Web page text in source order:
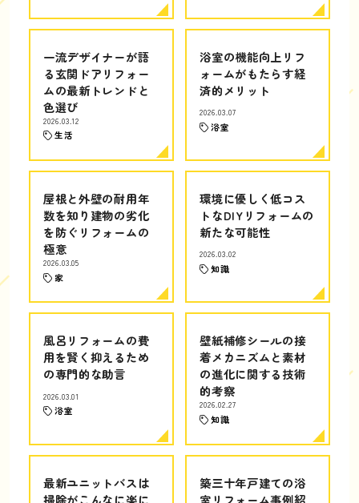
一流デザイナーが語
る玄関ドアリフォー
ムの最新トレンドと
色選び
2026.03.12
生活
浴室の機能向上リフ
ォームがもたらす経
済的メリット
2026.03.07
浴室
屋根と外壁の耐用年
数を知り建物の劣化
を防ぐリフォームの
極意
2026.03.05
家
環境に優しく低コス
トなDIYリフォームの
新たな可能性
2026.03.02
知識
風呂リフォームの費
用を賢く抑えるため
の専門的な助言
2026.03.01
浴室
壁紙補修シールの接
着メカニズムと素材
の進化に関する技術
的考察
2026.02.27
知識
最新ユニットバスは
掃除がこんなに楽に
築三十年戸建ての浴
室リフォーム事例紹